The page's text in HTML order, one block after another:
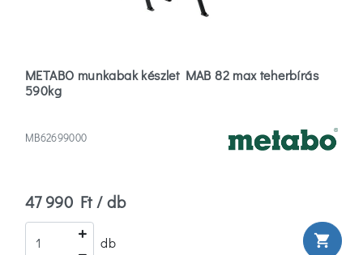
METABO munkabak készlet MAB 82 max teherbírás
590kg
MB62699000
47 990 Ft / db
db shopping_cart